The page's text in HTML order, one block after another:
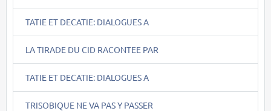
TATIE ET DECATIE: DIALOGUES A
LA TIRADE DU CID RACONTEE PAR
TATIE ET DECATIE: DIALOGUES A
TRISOBIQUE NE VA PAS Y PASSER